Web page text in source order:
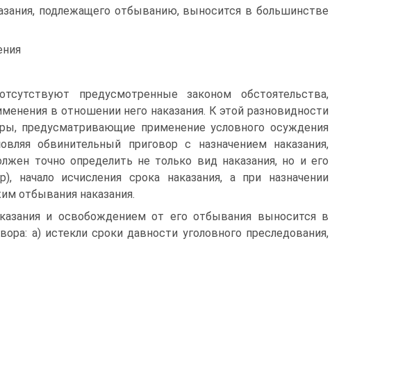
подлежащего отбыванию, выносится в большинстве
предусмотренные законом обстоятельства,
в отношении него наказания. К этой разновидности
предусматривающие применение условного осуждения
обвинительный приговор с назначением наказания,
точно определить не только вид наказания, но и его
начало исчисления срока наказания, а при назначении
отбывания наказания.
и освобождением от его отбывания выносится в
а) истекли сроки давности уголовного преследования,